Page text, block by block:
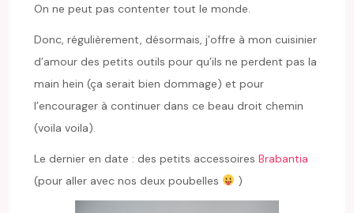
On ne peut pas contenter tout le monde.
Donc, régulièrement, désormais, j’offre à mon cuisinier
d’amour des petits outils pour qu’ils ne perdent pas la
main hein (ça serait bien dommage) et pour
l’encourager à continuer dans ce beau droit chemin
(voila voila).
Le dernier en date : des petits accessoiresBrabantia
(pour aller avec nos deux poubelles
)